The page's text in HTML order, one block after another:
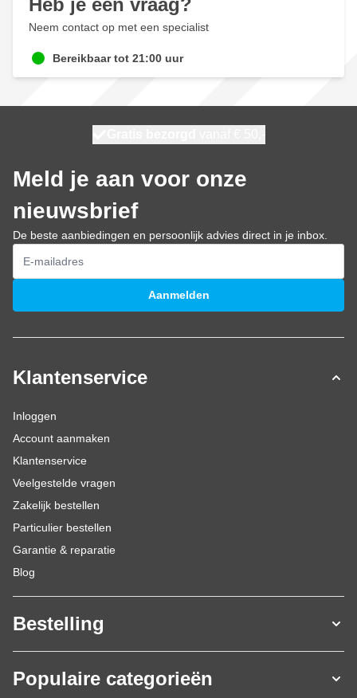
Heb je een vraag?
Neem contact op met een specialist
Bereikbaar tot 21:00 uur
Meld je aan voor onze
nieuwsbrief
De beste aanbiedingen en persoonlijk advies direct in je inbox.
E-mailadres
Aanmelden
Klantenservice
Inloggen
Account aanmaken
Klantenservice
Veelgestelde vragen
Zakelijk bestellen
Particulier bestellen
Garantie & reparatie
Blog
Bestelling
Populaire categorieën